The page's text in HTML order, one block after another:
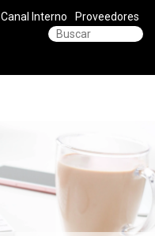
Canal Interno Proveedores